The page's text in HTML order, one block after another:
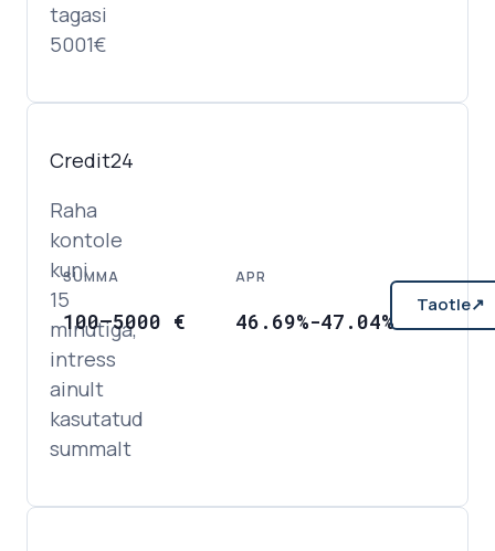
tagasi
5001€
Credit24
Raha
kontole
kuni
15
minutiga,
intress
ainult
kasutatud
summalt
SUMMA
100–5000 €
APR
46.69%-47.04%
Taotle↗